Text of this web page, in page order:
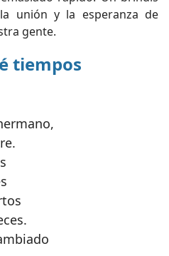
unión y la esperanza de
gente.
tiempos